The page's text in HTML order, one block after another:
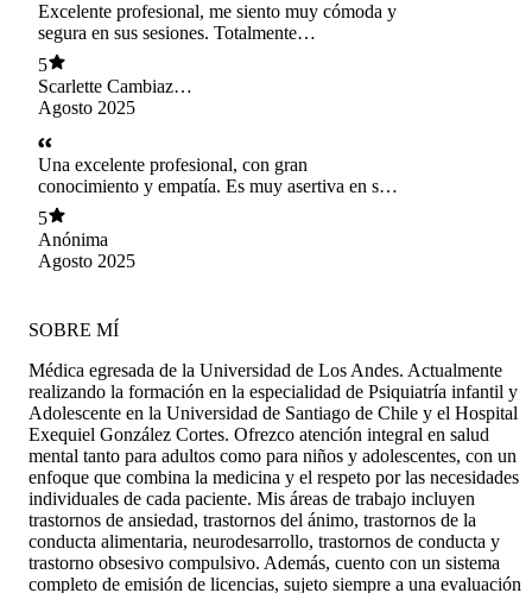
Excelente profesional, me siento muy cómoda y
segura en sus sesiones. Totalmente
recomendada.
5
Scarlette Cambiazo
Toro
Agosto 2025
Una excelente profesional, con gran
conocimiento y empatía. Es muy asertiva en sus
tratamientos.
5
Anónima
Agosto 2025
SOBRE MÍ
Médica egresada de la Universidad de Los Andes. Actualmente
realizando la formación en la especialidad de Psiquiatría infantil y
Adolescente en la Universidad de Santiago de Chile y el Hospital
Exequiel González Cortes. Ofrezco atención integral en salud
mental tanto para adultos como para niños y adolescentes, con un
enfoque que combina la medicina y el respeto por las necesidades
individuales de cada paciente. Mis áreas de trabajo incluyen
trastornos de ansiedad, trastornos del ánimo, trastornos de la
conducta alimentaria, neurodesarrollo, trastornos de conducta y
trastorno obsesivo compulsivo. Además, cuento con un sistema
completo de emisión de licencias, sujeto siempre a una evaluación